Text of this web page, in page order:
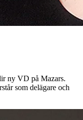
ny VD på Mazars.
som delägare och